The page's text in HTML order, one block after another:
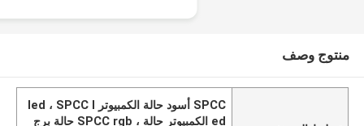
منتوج وصف
SPCC أسود حالة الكمبيوتر led ، SPCC l
ed الكمبيوتر حالة ، SPCC rgb حالة برج